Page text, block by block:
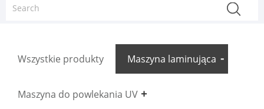
Wszystkie produkty Maszyna laminująca
Maszyna do powlekania UV